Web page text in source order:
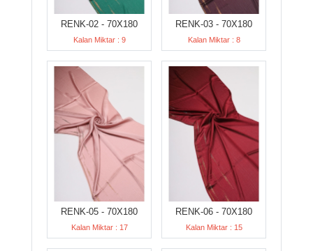
RENK-02 - 70X180
Kalan Miktar : 9
RENK-03 - 70X180
Kalan Miktar : 8
RENK-05 - 70X180
Kalan Miktar : 17
RENK-06 - 70X180
Kalan Miktar : 15